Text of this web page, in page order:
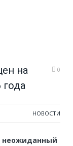
на
0
НОВОСТИ
неожиданный